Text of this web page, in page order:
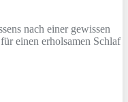
nach einer gewissen
einen erholsamen Schlaf